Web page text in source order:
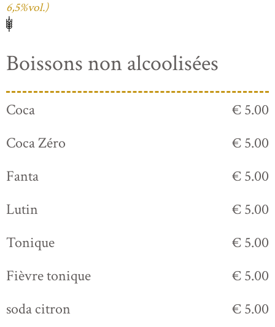
6,5%vol.)
Boissons non alcoolisées
Coca
€ 5.00
Coca Zéro
€ 5.00
Fanta
€ 5.00
Lutin
€ 5.00
Tonique
€ 5.00
Fièvre tonique
€ 5.00
soda citron
€ 5.00